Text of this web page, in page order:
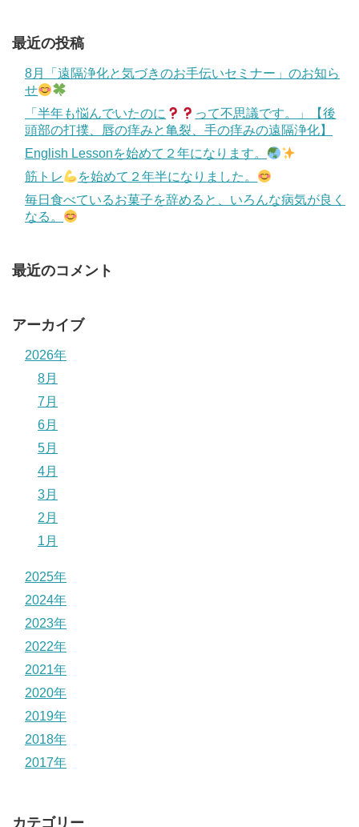
最近の投稿
8月「遠隔浄化と気づきのお手伝いセミナー」のお知ら
せ
「半年も悩んでいたのに
って不思議です。」【後
頭部の打撲、唇の痒みと亀裂、手の痒みの遠隔浄化】
English Lessonを始めて２年になります。
筋トレ
を始めて２年半になりました。
毎日食べているお菓子を辞めると、いろんな病気が良く
なる。
最近のコメント
アーカイブ
2026年
8月
7月
6月
5月
4月
3月
2月
1月
2025年
2024年
2023年
2022年
2021年
2020年
2019年
2018年
2017年
カテゴリー